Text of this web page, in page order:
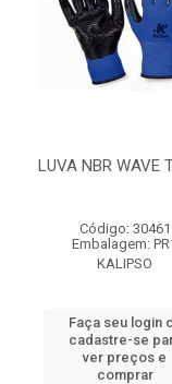
LUVA NBR WAVE
Código: 30461
Embalagem:
KALIPSO
Faça seu login
cadastre-se
ver preços e
comprar